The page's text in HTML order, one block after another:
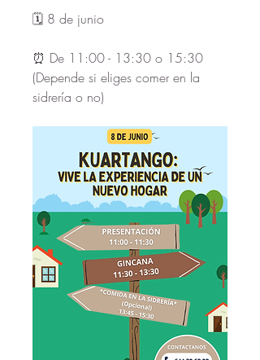
🗓️ 8 de junio
⏰ De 11:00 - 13:30 o 15:30
(Depende si eliges comer en la
sidrería o no)